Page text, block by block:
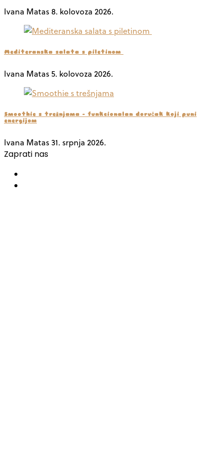
Ivana Matas 8. kolovoza 2026.
Mediteranska salata s piletinom
Ivana Matas5. kolovoza 2026.
Smoothie s trešnjama – funkcionalan doručak koji puni
energijom
Ivana Matas31. srpnja 2026.
Zaprati nas